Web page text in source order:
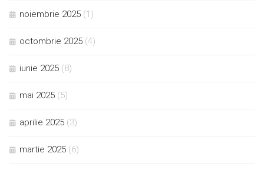
noiembrie 2025 (1)
octombrie 2025 (4)
iunie 2025 (8)
mai 2025 (5)
aprilie 2025 (3)
martie 2025 (6)